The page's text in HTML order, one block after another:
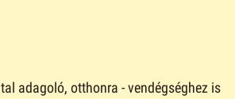
adagoló, otthonra - vendégséghez is